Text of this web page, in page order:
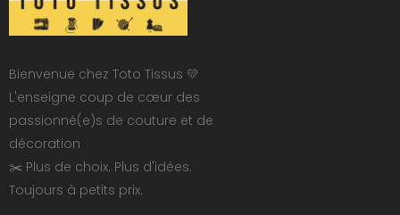
Bienvenue chez Toto Tissus 💛
L'enseigne coup de cœur des
passionné(e)s de couture et de
décoration
✂️ Plus de choix. Plus d'idées.
Toujours à petits prix.